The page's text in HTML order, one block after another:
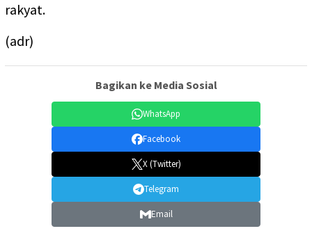
rakyat.
(adr)
Bagikan ke Media Sosial
WhatsApp
Facebook
X (Twitter)
Telegram
Email